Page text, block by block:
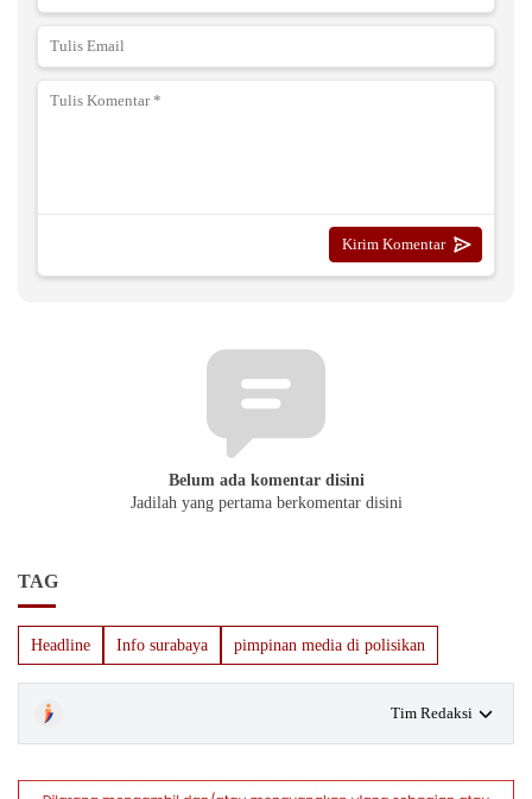
Belum ada komentar disini
Jadilah yang pertama berkomentar disini
TAG
Headline Info surabaya pimpinan media di polisikan
Tim Redaksi